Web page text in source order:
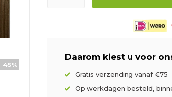
-45%
Daarom kiest u voor
Gratis verzending vanaf €75
Op werkdagen besteld,